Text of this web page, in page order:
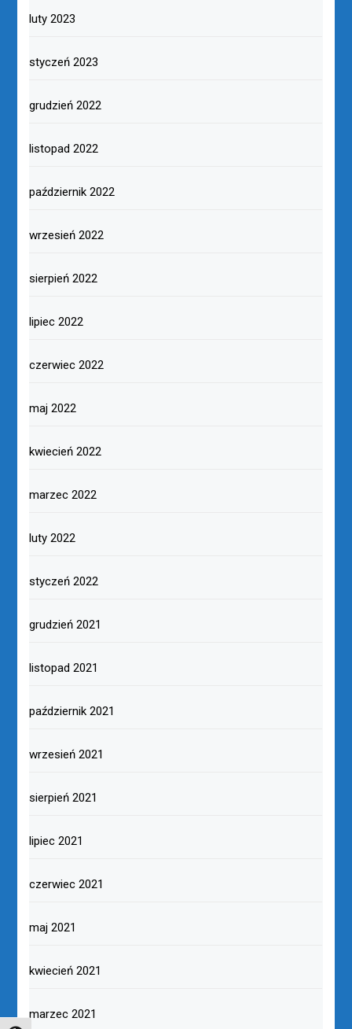
luty 2023
styczeń 2023
grudzień 2022
listopad 2022
październik 2022
wrzesień 2022
sierpień 2022
lipiec 2022
czerwiec 2022
maj 2022
kwiecień 2022
marzec 2022
luty 2022
styczeń 2022
grudzień 2021
listopad 2021
październik 2021
wrzesień 2021
sierpień 2021
lipiec 2021
czerwiec 2021
maj 2021
kwiecień 2021
marzec 2021